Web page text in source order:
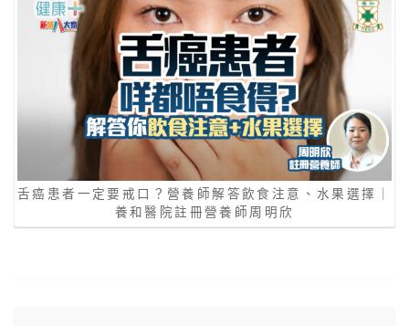
舌癌患者一定要戒口？營養師解答飲食注意、水果選擇｜
養和醫院註冊營養師周明欣